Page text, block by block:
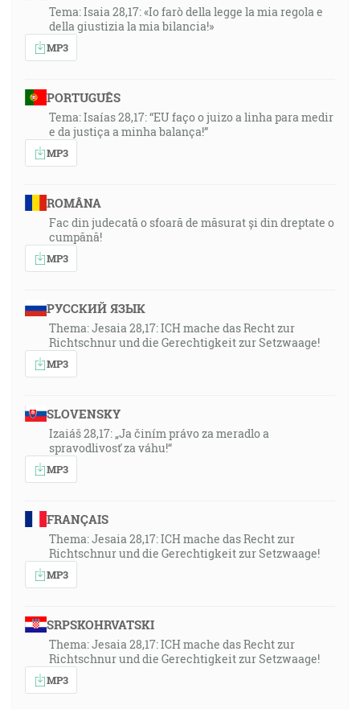
Tema: Isaia 28,17: «Io farò della legge la mia regola e
della giustizia la mia bilancia!»
MP3
PORTUGUÊS
Tema: Isaías 28,17: “EU faço o juizo a linha para medir
e da justiça a minha balança!”
MP3
ROMÂNA
Fac din judecată o sfoară de măsurat și din dreptate o
cumpănă!
MP3
РУССКИЙ ЯЗЫК
Thema: Jesaia 28,17: ICH mache das Recht zur
Richtschnur und die Gerechtigkeit zur Setzwaage!
MP3
SLOVENSKY
Izaiáš 28,17: „Ja činím právo za meradlo a
spravodlivosť za váhu!“
MP3
FRANÇAIS
Thema: Jesaia 28,17: ICH mache das Recht zur
Richtschnur und die Gerechtigkeit zur Setzwaage!
MP3
SRPSKOHRVATSKI
Thema: Jesaia 28,17: ICH mache das Recht zur
Richtschnur und die Gerechtigkeit zur Setzwaage!
MP3